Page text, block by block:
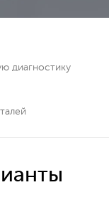
диагностику